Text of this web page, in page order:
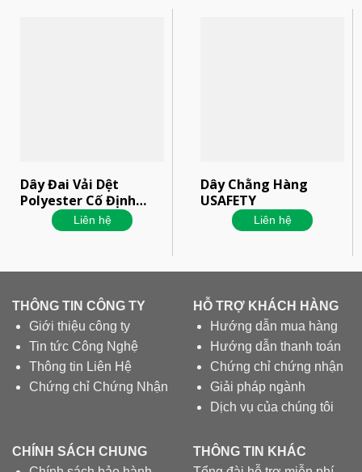
Dây Đai Vải Dệt
Polyester Cố Định
Hàng Hóa Màu Đen
Liên hệ
Dây Chằng Hàng
USAFETY
Liên hệ
THÔNG TIN CÔNG TY
Giới thiệu công ty
Tin tức Công Nghệ
Thông tin Liên Hệ
Chứng chỉ Chứng Nhận
HỖ TRỢ KHÁCH HÀNG
Hướng dẫn mua hàng
Hướng dẫn thanh toán
Chứng chỉ chứng nhận
Giải pháp ngành
Dịch vụ của chúng tôi
CHÍNH SÁCH CHUNG
THÔNG TIN KHÁC